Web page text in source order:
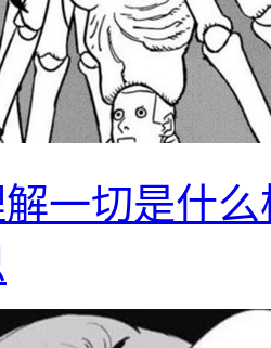
一切是什